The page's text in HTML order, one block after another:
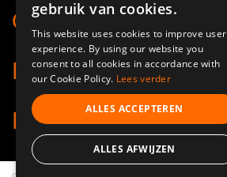
Openingstijden
Klantenservice
Informatie
gebruik van cookies.
This website uses cookies to improve user
experience. By using our website you
consent to all cookies in accordance with
our Cookie Policy. Lees verder
ALLES ACCEPTEREN
ALLES AFWIJZEN